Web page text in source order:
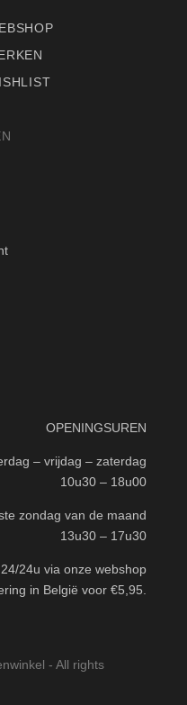
OPENINGSUREN
– vrijdag – zaterdag
10u30 – 18u00
zondag van de maand
13u30 – 17u30
24u via onze webshop
in België voor €5,95.
- All rights